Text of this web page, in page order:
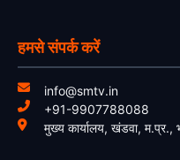
हमसे संपर्क करें
info@smtv.in
+91-9907788088
मुख्य कार्यालय, खंडवा, म.प्र.,